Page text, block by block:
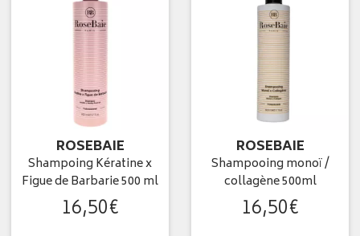
ROSEBAIE
Shampoing Kératine x
Figue de Barbarie 500 ml
16,50€
ROSEBAIE
Shampooing monoï /
collagène 500ml
16,50€